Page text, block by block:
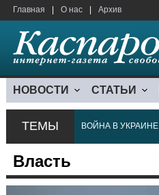
Главная О нас Архив
НОВОСТИ СТАТЬИ
ТЕМЫ ВОЙНА В УКРАИНЕ
Власть